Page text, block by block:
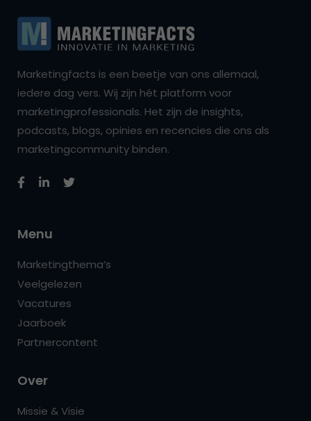
Marketingfacts is een beetje van ons allemaal,
iedere dag vers. Wij zijn hét platform voor
marketingprofessionals. Het zijn de insights,
podcasts, blogs, opinies en recencies die ons als
marketingcommunity binden.
Menu
Marketingthema’s
Veelgelezen
Vacatures
Jaarboek
Partnercontent
Over
Missie & Visie